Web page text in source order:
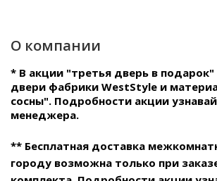
О компании
* В акции "третья дверь в подарок"
двери фабрики WestStyle и
сосны". Подробности акции
менеджера.
** Бесплатная доставка
городу возможна только при